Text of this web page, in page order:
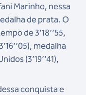
Marinho, nessa
de prata. O
de 3’18’’55,
medalha
(3’19’’41),
conquista e